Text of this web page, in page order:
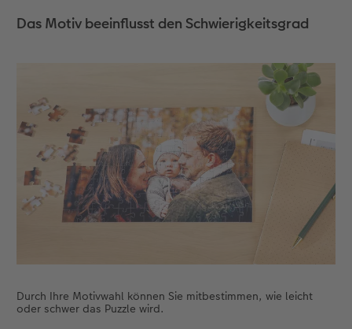
CEWE FOTOBUCH per PDF
Zubehör
Das Motiv beeinflusst den Schwierigkeitsgrad
Durch Ihre Motivwahl können Sie mitbestimmen, wie leicht
oder schwer das Puzzle wird.